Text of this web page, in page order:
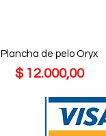
Plancha de pelo Oryx
Precio
$ 12.000,00